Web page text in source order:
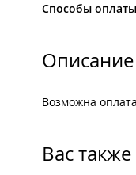
Способы оплаты
Описание
Возможна
Вас